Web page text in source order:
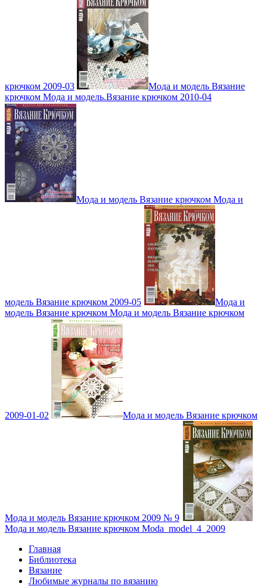
крючком 2009-03
Мода и модель Вязание
крючком Мода и модель.Вязание крючком 2010-04
Мода и модель Вязание крючком Мода и
модель Вязание крючком 2009-05
Мода и
модель Вязание крючком Мода и модель Вязание крючком
2009-01-02 Мода и модель Вязание крючком
Мода и модель Вязание крючком 2009 № 9
Мода и модель Вязание крючком Moda_model_4_2009
Главная
Библиотека
Вязание
Любимые журналы по вязанию